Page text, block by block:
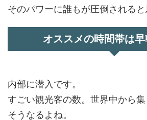
そのパワーに誰もが圧倒されると
オススメの時間帯は
内部に潜入です。
すごい観光客の数。世界中から
そうなるよね。